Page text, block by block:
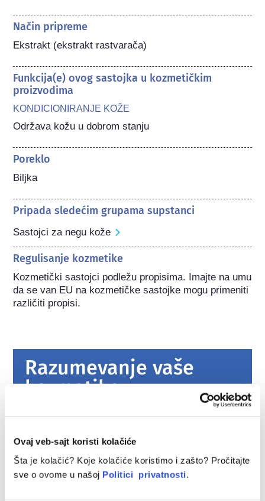
Ovaj veb-sajt koristi kolačiće
Šta je kolačić? Koje kolačiće koristimo i zašto? Pročitajte
sve o ovome u našoj Politici privatnosti.
Način pripreme
Ekstrakt (ekstrakt rastvarača)
Funkcija(e) ovog sastojka u kozmetičkim
proizvodima
KONDICIONIRANJE KOŽE
Održava kožu u dobrom stanju
Poreklo
Biljka
Pripada sledećim grupama supstanci
Sastojci za negu kože
Regulisanje kozmetike
Kozmetički sastojci podležu propisima. Imajte na umu
da se van EU na kozmetičke sastojke mogu primeniti
različiti propisi.
Razumevanje vaše
kozmetike
bezbednom?
proizvodi za ličnu negu koji se prodaju u
Evropskoj uniji budu bezbedni za upotrebu.